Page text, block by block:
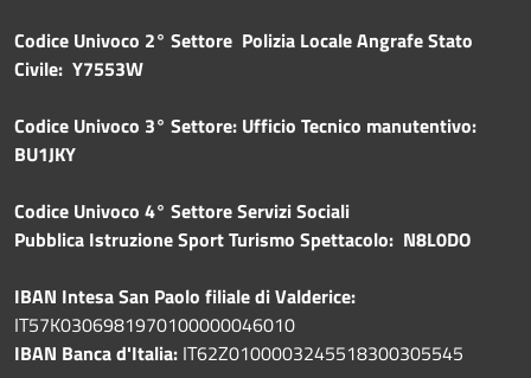
Codice Univoco 2° Settore Polizia Locale Angrafe Stato
Civile: Y7553W
Codice Univoco 3° Settore: Ufficio Tecnico manutentivo:
BU1JKY
Codice Univoco 4° Settore Servizi Sociali
Pubblica Istruzione Sport Turismo Spettacolo: N8L0DO
IBAN Intesa San Paolo filiale di Valderice:
IT57K0306981970100000046010
IBAN Banca d'Italia: IT62Z0100003245518300305545